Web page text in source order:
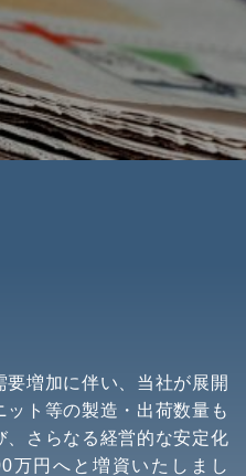
増加に伴い、当社が展開
ト等の製造・出荷数量も
さらなる経営的な安定化
万円へと増資いたしまし